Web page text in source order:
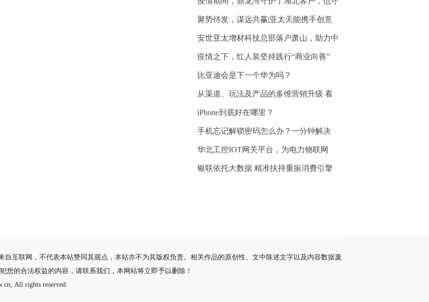
聚势待发，谋远共赢|亚太天能携手创意
安世亚太增材科技总部落户萧山，助力中
疫情之下，红人装坚持践行“商业向善”
比亚迪会是下一个华为吗？
从渠道、玩法及产品的多维营销升级 看
iPhone到底好在哪里？
手机忘记解锁密码怎么办？一分钟解决
华北工控IOT网关平台，为电力物联网
银联依托大数据 精准扶持重振消费引擎
自互联网，不代表本站赞同其观点，本站亦不为其版权负责。相关作品的原创性、文中陈述文字以及内容数据庞
您的合法权益的内容，请联系我们，本网站将立即予以删除！
All rights reserved.